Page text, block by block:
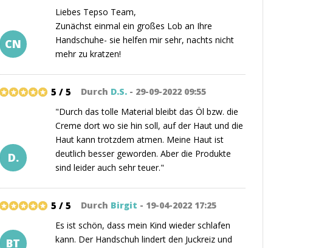
CN
Liebes Tepso Team,
Zunächst einmal ein großes Lob an Ihre
Handschuhe- sie helfen mir sehr, nachts nicht
mehr zu kratzen!
D.
Durch D.S. - 29-09-2022 09:55
5 / 5
"Durch das tolle Material bleibt das Öl bzw. die
Creme dort wo sie hin soll, auf der Haut und die
Haut kann trotzdem atmen. Meine Haut ist
deutlich besser geworden. Aber die Produkte
sind leider auch sehr teuer."
BT
Durch Birgit - 19-04-2022 17:25
5 / 5
Es ist schön, dass mein Kind wieder schlafen
kann. Der Handschuh lindert den Juckreiz und